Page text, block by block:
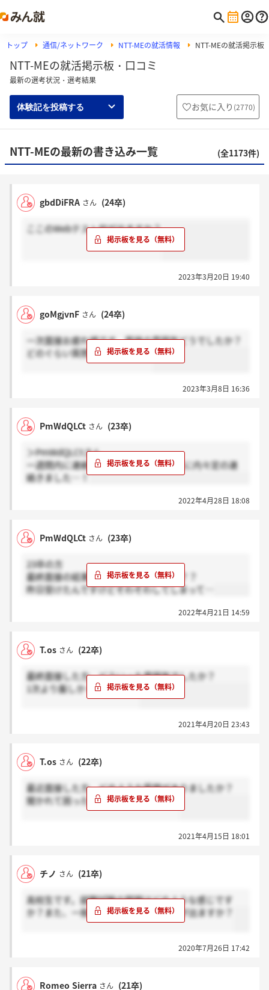
トップ 通信/ネットワーク NTT-MEの就活情報 NTT-MEの就活掲示板
NTT-MEの就活掲示板・口コミ
最新の選考状況・選考結果
体験記を投稿する お気に入り (2770)
NTT-MEの最新の書き込み一覧 (全1173件)
gbdDiFRA さん (24卒)
ここのWebテスト何が出ますか？
2023年3月20日 19:40
goMgjvnF さん (24卒)
一次面接お疲れ様です。面接の雰囲気どうでしたか？
どのぐらい質問されましたか？
2023年3月8日 16:36
PmWdQLCt さん (23卒)
＞PmWdQLCtさん
一週間内に連絡がくるといわれ、6日目に内々定の連
絡きました…！
2022年4月28日 18:08
PmWdQLCt さん (23卒)
23卒の方
最終面接の結果は何時ごろ来ましたか？？
昨日受けたんですけどそわそわしてしまって…
2022年4月21日 14:59
T.os さん (22卒)
最終面接した方、どういった雰囲気でしたか？
1次より厳しかったですか？
2021年4月20日 23:43
T.os さん (22卒)
最近面接した方、どのような質問がありましたか？
聞かれて困ったものはありますか？？
2021年4月15日 18:01
チノ さん (21卒)
高校生です。就職試験の問題はどのような感じです
か？また、一般常識はどのような問題が出ますか？
2020年7月26日 17:42
Romeo Sierra さん (21卒)